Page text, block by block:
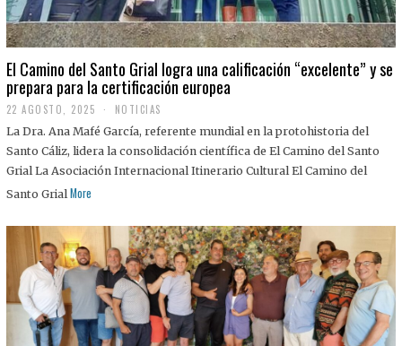
El Camino del Santo Grial logra una calificación “excelente” y se
prepara para la certificación europea
22 AGOSTO, 2025
2
A
G
O
S
2
5
NOTICIAS
La Dra. Ana Mafé García, referente mundial en la protohistoria del
Santo Cáliz, lidera la consolidación científica de El Camino del Santo
Grial La Asociación Internacional Itinerario Cultural El Camino del
Santo Grial More